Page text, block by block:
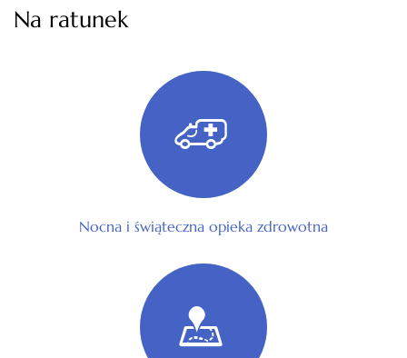
Na ratunek
Nocna i świąteczna opieka zdrowotna